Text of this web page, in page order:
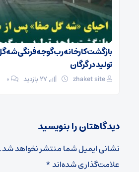
بازگشت کارخانه رب گوجه فرنگی شه
تولید در گرگان
zhaket site ۰
دیدگاهتان را بنویسید
نشانی ایمیل شما منتشر نخواهد شد.
علامت‌گذاری شده‌اند*